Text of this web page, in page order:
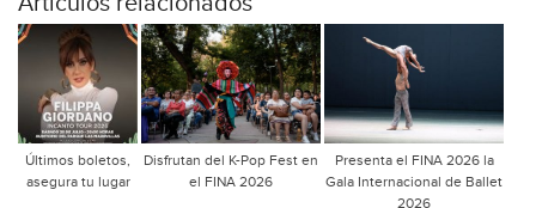
Últimos boletos,
asegura tu lugar
Disfrutan del K-Pop Fest en
el FINA 2026
Presenta el FINA 2026 la
Gala Internacional de Ballet
2026